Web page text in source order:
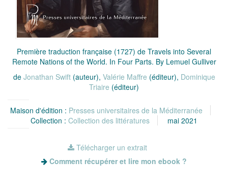
Première traduction française (1727) de Travels into Several
Remote Nations of the World. In Four Parts. By Lemuel Gulliver
de Jonathan Swift(auteur), Valérie Maffre (éditeur), Dominique
Triaire (éditeur)
Maison d'édition : Presses universitaires de la Méditerranée
Collection : Collection des littératures mai 2021
Télécharger un extrait
Comment récupérer et lire mon ebook ?